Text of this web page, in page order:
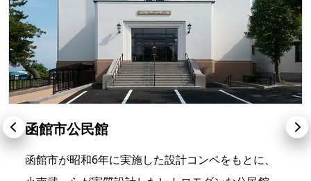
函館市公民館
函館市が昭和6年に実施した設計コンペをもとに、